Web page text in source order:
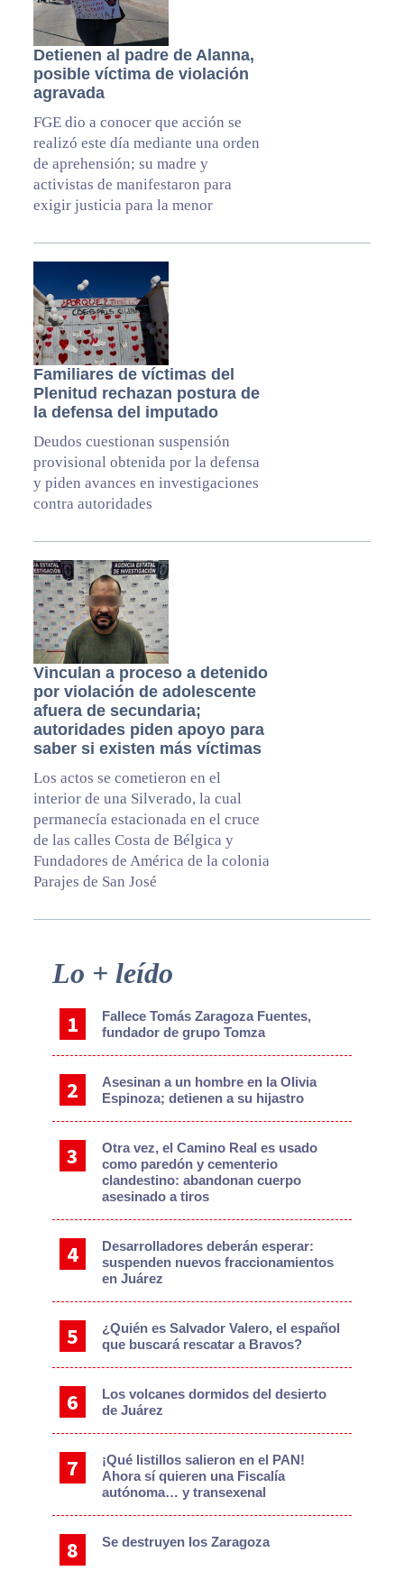
Detienen al padre de Alanna,
posible víctima de violación
agravada
FGE dio a conocer que acción se
realizó este día mediante una orden
de aprehensión; su madre y
activistas de manifestaron para
exigir justicia para la menor
Familiares de víctimas del
Plenitud rechazan postura de
la defensa del imputado
Deudos cuestionan suspensión
provisional obtenida por la defensa
y piden avances en investigaciones
contra autoridades
Vinculan a proceso a detenido
por violación de adolescente
afuera de secundaria;
autoridades piden apoyo para
saber si existen más víctimas
Los actos se cometieron en el
interior de una Silverado, la cual
permanecía estacionada en el cruce
de las calles Costa de Bélgica y
Fundadores de América de la colonia
Parajes de San José
Primary
Lo + leído
Fallece Tomás Zaragoza Fuentes,
fundador de grupo Tomza
Asesinan a un hombre en la Olivia
Espinoza; detienen a su hijastro
Otra vez, el Camino Real es usado
como paredón y cementerio
clandestino: abandonan cuerpo
asesinado a tiros
Desarrolladores deberán esperar:
suspenden nuevos fraccionamientos
en Juárez
¿Quién es Salvador Valero, el español
que buscará rescatar a Bravos?
Los volcanes dormidos del desierto
de Juárez
¡Qué listillos salieron en el PAN!
Ahora sí quieren una Fiscalía
autónoma… y transexenal
Se destruyen los Zaragoza